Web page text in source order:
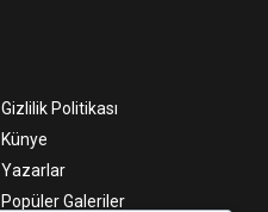
Gizlilik Politikası
Künye
Yazarlar
Popüler Galeriler